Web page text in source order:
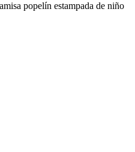
popelín estampada de niño